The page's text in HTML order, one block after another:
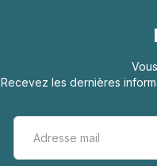
Recevez les dernières